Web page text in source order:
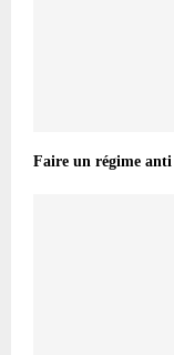
Faire un régime